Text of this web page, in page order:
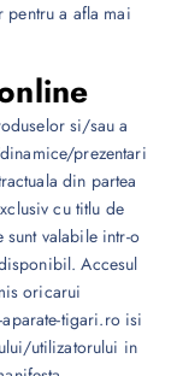
pentru a afla mai
si/sau a
prezentari
din partea
cu titlu de
sunt valabile intr-o
Accesul
oricarui
tigari.ro isi
utilizatorului in